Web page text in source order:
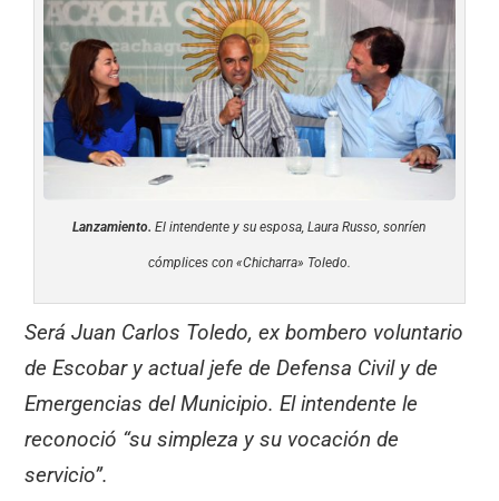
Lanzamiento. El intendente y su esposa, Laura Russo, sonríen
cómplices con «Chicharra» Toledo.
Será Juan Carlos Toledo, ex bombero voluntario
de Escobar y actual jefe de Defensa Civil y de
Emergencias del Municipio. El intendente le
reconoció “su simpleza y su vocación de
servicio”.